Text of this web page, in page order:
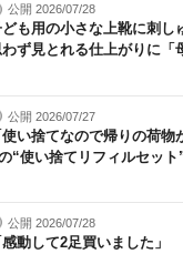
公開 2026/07/28
ども用の小さな上靴に刺
わず見とれる仕上がりに「
公開 2026/07/27
使い捨てなので帰りの荷
“使い捨てリフィルセット
公開 2026/07/28
感動して2足買いました」